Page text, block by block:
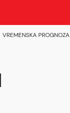
VREMENSKA PROGNOZA